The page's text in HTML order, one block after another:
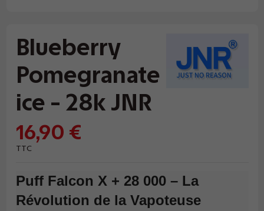
Blueberry
Pomegranate
ice - 28k JNR
16,90 €
TTC
Puff Falcon X + 28 000 – La
Révolution de la Vapoteuse